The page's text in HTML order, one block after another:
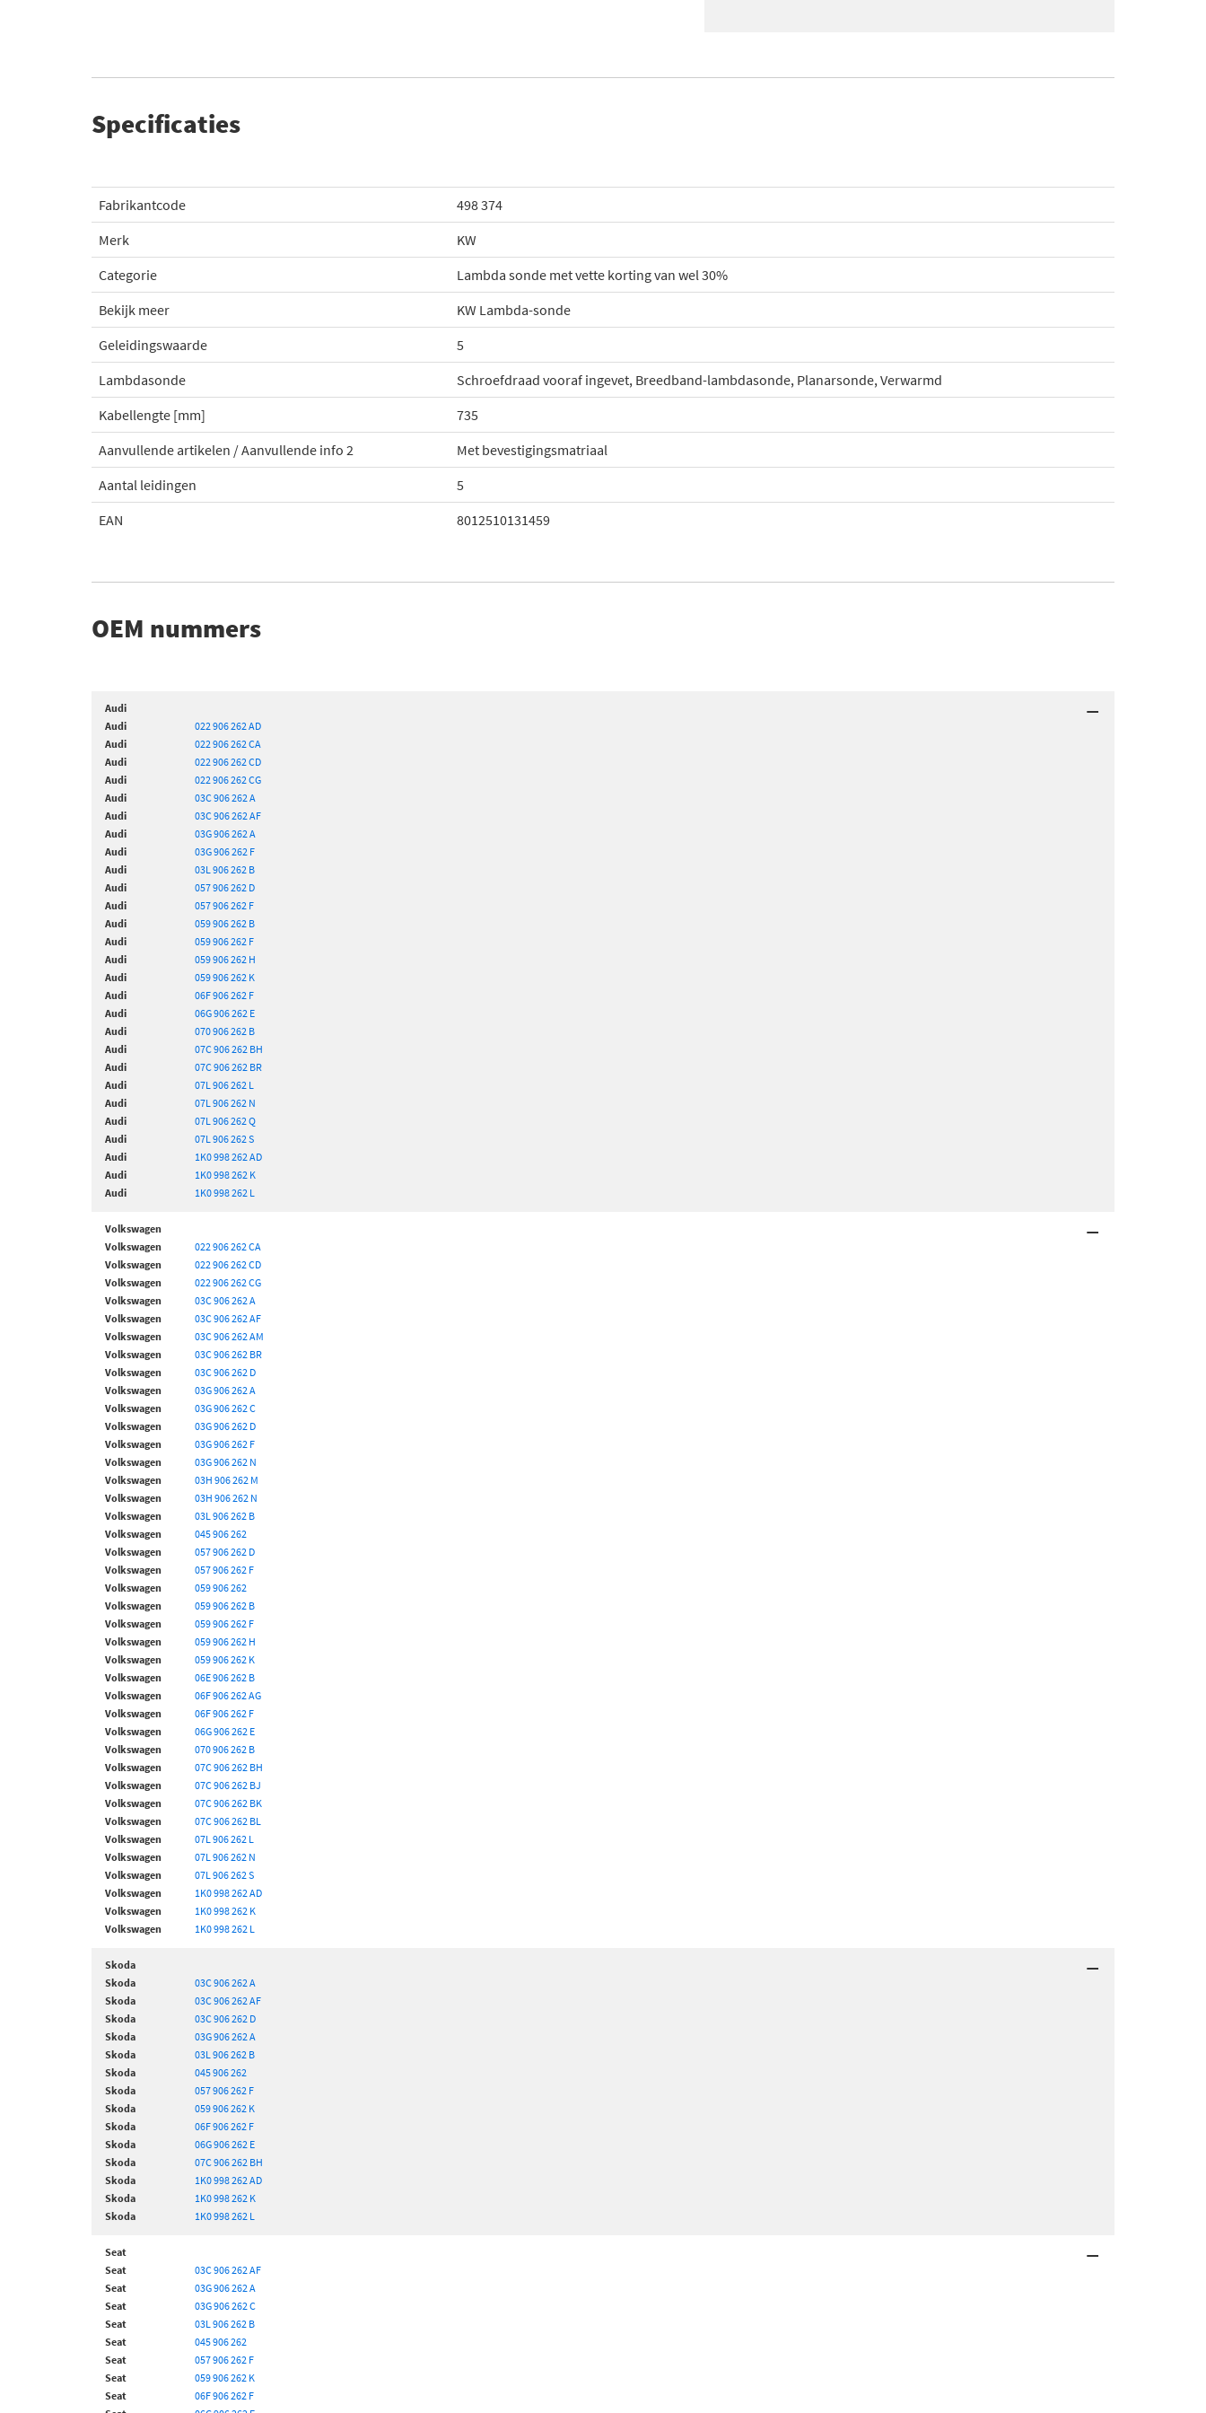
Specificaties
Fabrikantcode
498 374
Merk
KW
Categorie
Lambda sonde met vette korting van wel 30%
Bekijk meer
KW Lambda-sonde
Geleidingswaarde
5
Lambdasonde
Schroefdraad vooraf ingevet, Breedband-lambdasonde, Planarsonde, Verwarmd
Kabellengte [mm]
735
Aanvullende artikelen / Aanvullende info 2
Met bevestigingsmatriaal
Aantal leidingen
5
EAN
8012510131459
OEM nummers
Audi
Audi
022 906 262 AD
Audi
022 906 262 CA
Audi
022 906 262 CD
Audi
022 906 262 CG
Audi
03C 906 262 A
Audi
03C 906 262 AF
Audi
03G 906 262 A
Audi
03G 906 262 F
Audi
03L 906 262 B
Audi
057 906 262 D
Audi
057 906 262 F
Audi
059 906 262 B
Audi
059 906 262 F
Audi
059 906 262 H
Audi
059 906 262 K
Audi
06F 906 262 F
Audi
06G 906 262 E
Audi
070 906 262 B
Audi
07C 906 262 BH
Audi
07C 906 262 BR
Audi
07L 906 262 L
Audi
07L 906 262 N
Audi
07L 906 262 Q
Audi
07L 906 262 S
Audi
1K0 998 262 AD
Audi
1K0 998 262 K
Audi
1K0 998 262 L
Volkswagen
Volkswagen
022 906 262 CA
Volkswagen
022 906 262 CD
Volkswagen
022 906 262 CG
Volkswagen
03C 906 262 A
Volkswagen
03C 906 262 AF
Volkswagen
03C 906 262 AM
Volkswagen
03C 906 262 BR
Volkswagen
03C 906 262 D
Volkswagen
03G 906 262 A
Volkswagen
03G 906 262 C
Volkswagen
03G 906 262 D
Volkswagen
03G 906 262 F
Volkswagen
03G 906 262 N
Volkswagen
03H 906 262 M
Volkswagen
03H 906 262 N
Volkswagen
03L 906 262 B
Volkswagen
045 906 262
Volkswagen
057 906 262 D
Volkswagen
057 906 262 F
Volkswagen
059 906 262
Volkswagen
059 906 262 B
Volkswagen
059 906 262 F
Volkswagen
059 906 262 H
Volkswagen
059 906 262 K
Volkswagen
06E 906 262 B
Volkswagen
06F 906 262 AG
Volkswagen
06F 906 262 F
Volkswagen
06G 906 262 E
Volkswagen
070 906 262 B
Volkswagen
07C 906 262 BH
Volkswagen
07C 906 262 BJ
Volkswagen
07C 906 262 BK
Volkswagen
07C 906 262 BL
Volkswagen
07L 906 262 L
Volkswagen
07L 906 262 N
Volkswagen
07L 906 262 S
Volkswagen
1K0 998 262 AD
Volkswagen
1K0 998 262 K
Volkswagen
1K0 998 262 L
Skoda
Skoda
03C 906 262 A
Skoda
03C 906 262 AF
Skoda
03C 906 262 D
Skoda
03G 906 262 A
Skoda
03L 906 262 B
Skoda
045 906 262
Skoda
057 906 262 F
Skoda
059 906 262 K
Skoda
06F 906 262 F
Skoda
06G 906 262 E
Skoda
07C 906 262 BH
Skoda
1K0 998 262 AD
Skoda
1K0 998 262 K
Skoda
1K0 998 262 L
Seat
Seat
03C 906 262 AF
Seat
03G 906 262 A
Seat
03G 906 262 C
Seat
03L 906 262 B
Seat
045 906 262
Seat
057 906 262 F
Seat
059 906 262 K
Seat
06F 906 262 F